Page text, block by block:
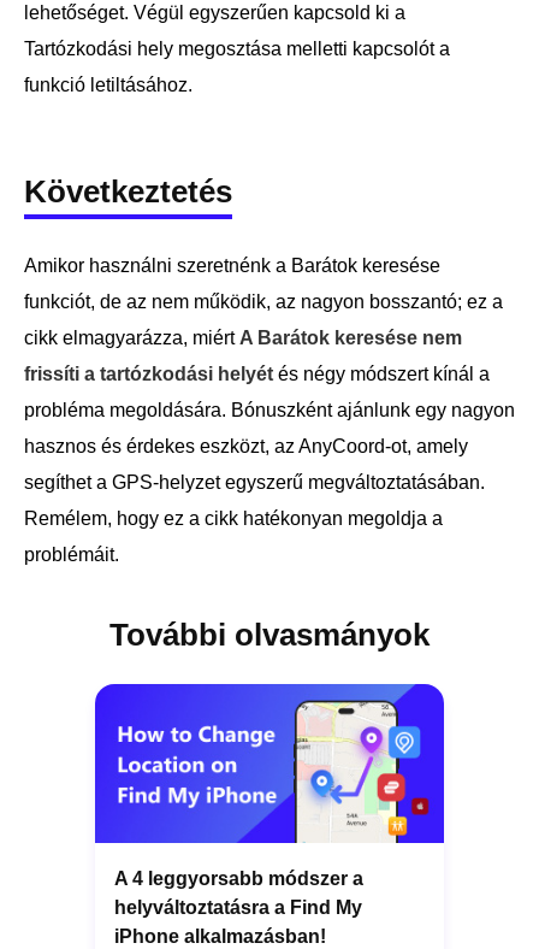
lehetőséget. Végül egyszerűen kapcsold ki a
Tartózkodási hely megosztása melletti kapcsolót a
funkció letiltásához.
Következtetés
Amikor használni szeretnénk a Barátok keresése
funkciót, de az nem működik, az nagyon bosszantó; ez a
cikk elmagyarázza, miért A Barátok keresése nem
frissíti a tartózkodási helyét és négy módszert kínál a
probléma megoldására. Bónuszként ajánlunk egy nagyon
hasznos és érdekes eszközt, az AnyCoord-ot, amely
segíthet a GPS-helyzet egyszerű megváltoztatásában.
Remélem, hogy ez a cikk hatékonyan megoldja a
problémáit.
További olvasmányok
A 4 leggyorsabb módszer a
helyváltoztatásra a Find My
iPhone alkalmazásban!